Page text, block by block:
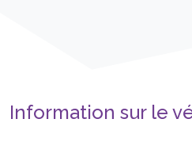
Information sur le